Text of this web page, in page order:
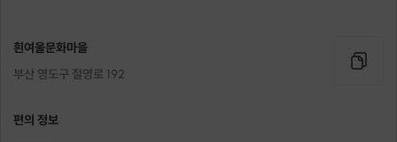
흰여울문화마을
부산 영도구 절영로 192
편의 정보